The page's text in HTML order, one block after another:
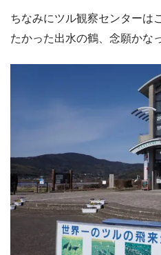
ちなみにツル観察センターは
たかった出水の鶴、念願かな